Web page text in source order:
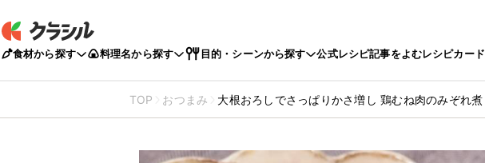
食材から探す 料理名から探す 目的・シーンから探す 公式レシピ記事をよむレシピカード
TOP おつまみ 大根おろしでさっぱりかさ増し 鶏むね肉のみぞれ煮